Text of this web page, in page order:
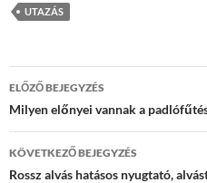
UTAZÁS
Bejegyzés
navigáció
ELŐZŐ BEJEGYZÉS
Milyen előnyei vannak a
KÖVETKEZŐ BEJEGYZÉS
Rossz alvás hatásos nyugtató,